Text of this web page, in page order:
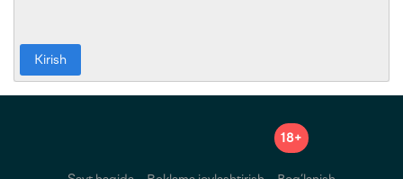
Kirish
18+